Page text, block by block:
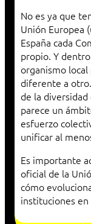
No es ya que
Unión Europea
España cada
propio. Y
organismo
diferente a
de la
parece un
esfuerzo
unificar al
Es importante
oficial de la
cómo
instituciones